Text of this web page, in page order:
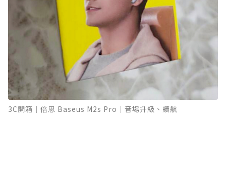
3C開箱｜倍思 Baseus M2s Pro｜音場升級、續航